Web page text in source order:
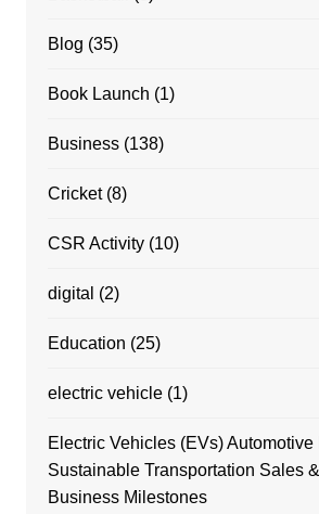
Blog (35)
Book Launch (1)
Business (138)
Cricket(8)
CSR Activity (10)
digital (2)
Education (25)
electric vehicle (1)
Electric Vehicles (EVs) Automotive
Sustainable Transportation Sales &
Business Milestones